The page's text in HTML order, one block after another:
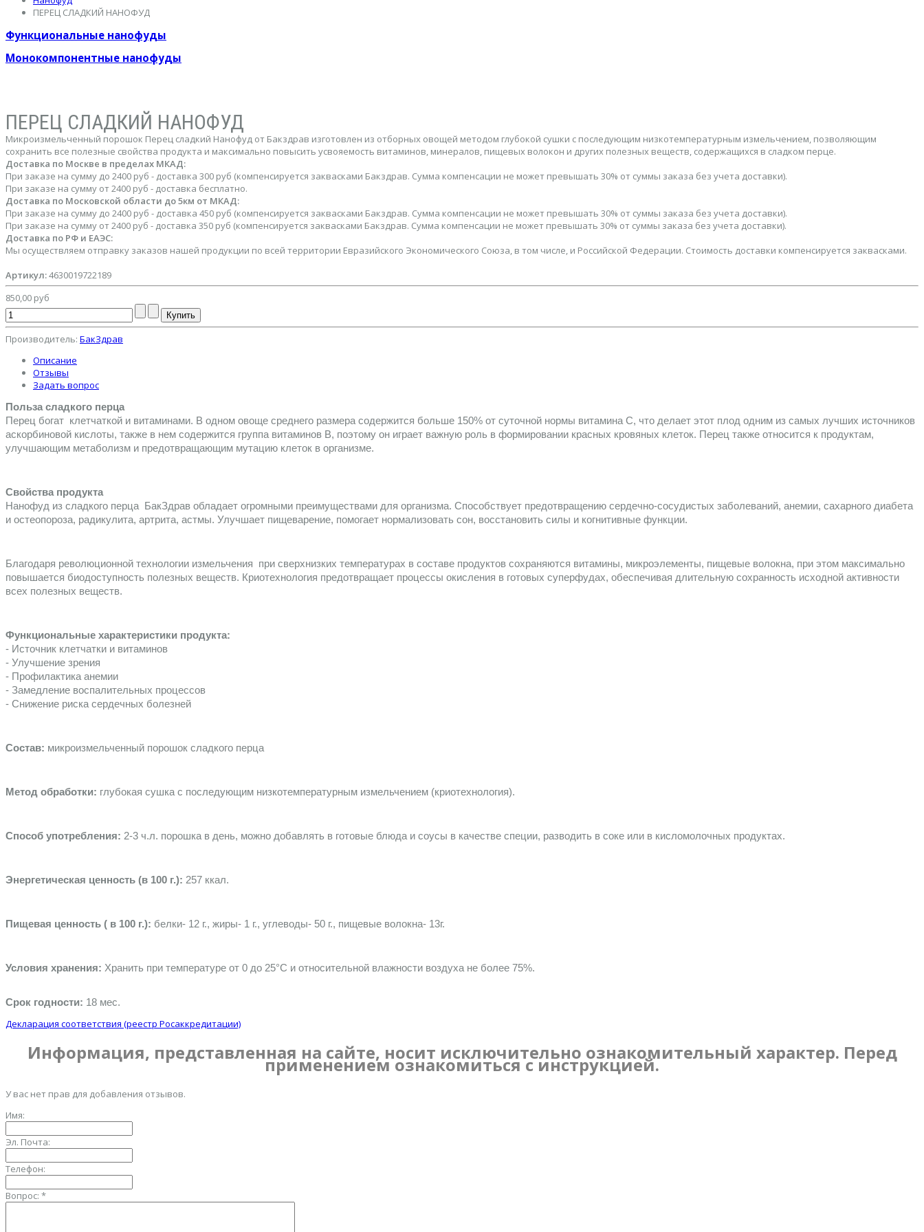
ПЕРЕЦ СЛАДКИЙ НАНОФУД
Функциональные нанофуды
Монокомпонентные нанофуды
ПЕРЕЦ СЛАДКИЙ НАНОФУД
Микроизмельченный порошок Перец сладкий Нанофуд от Бакздрав изготовлен из отборных овощей методом глубокой сушки с последующим низкотемпературным измельчением, позволяющим
сохранить все полезные свойства продукта и максимально повысить усвояемость витаминов, минералов, пищевых волокон и других полезных веществ, содержащихся в сладком перце.
Доставка по Москве в пределах МКАД:
При заказе на сумму до 2400 руб - доставка 300 руб (компенсируется заквасками Бакздрав. Сумма компенсации не может превышать 30% от суммы заказа без учета доставки).
При заказе на сумму от 2400 руб - доставка бесплатно.
Доставка по Московской области до 5км от МКАД:
При заказе на сумму до 2400 руб - доставка 450 руб (компенсируется заквасками Бакздрав. Сумма компенсации не может превышать 30% от суммы заказа без учета доставки).
При заказе на сумму от 2400 руб - доставка 350 руб (компенсируется заквасками Бакздрав. Сумма компенсации не может превышать 30% от суммы заказа без учета доставки).
Доставка по РФ и ЕАЭС:
Мы осуществляем отправку заказов нашей продукции по всей территории Евразийского Экономического Союза, в том числе, и Российской Федерации. Стоимость доставки компенсируется заквасками.
Артикул:4630019722189
850,00 руб
Производитель: БакЗдрав
Описание
Отзывы
Задать вопрос
Польза сладкого перца
Перец богат  клетчаткой и витаминами. В одном овоще среднего размера содержится больше 150% от суточной нормы витамина С, что делает этот плод одним из самых лучших источников
аскорбиновой кислоты, также в нем содержится группа витаминов В, поэтому он играет важную роль в формировании красных кровяных клеток. Перец также относится к продуктам,
улучшающим метаболизм и предотвращающим мутацию клеток в организме.
Свойства продукта
Нанофуд из сладкого перца  БакЗдрав обладает огромными преимуществами для организма. Способствует предотвращению сердечно-сосудистых заболеваний, анемии, сахарного диабета
и остеопороза, радикулита, артрита, астмы. Улучшает пищеварение, помогает нормализовать сон, восстановить силы и когнитивные функции.
Благодаря революционной технологии измельчения  при сверхнизких температурах в составе продуктов сохраняются витамины, микроэлементы, пищевые волокна, при этом максимально
повышается биодоступность полезных веществ. Криотехнология предотвращает процессы окисления в готовых суперфудах, обеспечивая длительную сохранность исходной активности
всех полезных веществ.
Функциональные характеристики продукта:
- Источник клетчатки и витаминов
- Улучшение зрения
- Профилактика анемии
- Замедление воспалительных процессов
- Снижение риска сердечных болезней
Состав: микроизмельченный порошок сладкого перца
Метод обработки: глубокая сушка с последующим низкотемпературным измельчением (криотехнология).
Способ употребления: 2-3 ч.л. порошка в день, можно добавлять в готовые блюда и соусы в качестве специи, разводить в соке или в кисломолочных продуктах.
Энергетическая ценность (в 100 г.): 257 ккал.
Пищевая ценность ( в 100 г.): белки- 12 г., жиры- 1 г., углеводы- 50 г., пищевые волокна- 13г.
Условия хранения: Хранить при температуре от 0 до 25°C и относительной влажности воздуха не более 75%.
Срок годности: 18 мес.
Декларация соответствия (реестр Росаккредитации)
Информация, представленная на сайте, носит исключительно ознакомительный характер. Перед
применением ознакомиться с инструкцией.
У вас нет прав для добавления отзывов.
Имя:
Эл. Почта:
Телефон:
Вопрос: *